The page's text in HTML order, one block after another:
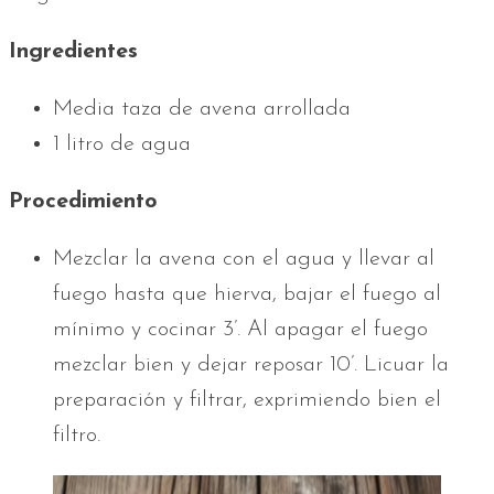
Ingredientes
Media taza de avena arrollada
1 litro de agua
Procedimiento
Mezclar la avena con el agua y llevar al
fuego hasta que hierva, bajar el fuego al
mínimo y cocinar 3’. Al apagar el fuego
mezclar bien y dejar reposar 10’. Licuar la
preparación y filtrar, exprimiendo bien el
filtro.